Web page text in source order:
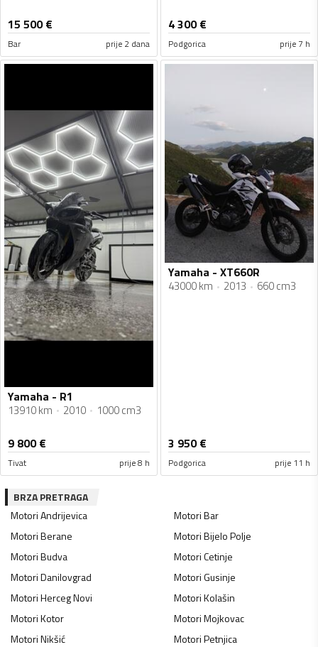
15 500€
Bar prije 2 dana
4 300€
Podgorica prije 7 h
Yamaha - R1
13910 km 2010 1000 cm3
9 800€
Tivat prije 8 h
Yamaha - XT660R
43000 km 2013 660 cm3
3 950€
Podgorica prije 11 h
BRZA PRETRAGA
MotoriAndrijevica MotoriBar
MotoriBerane MotoriBijelo Polje
MotoriBudva MotoriCetinje
MotoriDanilovgrad MotoriGusinje
MotoriHerceg Novi MotoriKolašin
MotoriKotor MotoriMojkovac
MotoriNikšić MotoriPetnjica